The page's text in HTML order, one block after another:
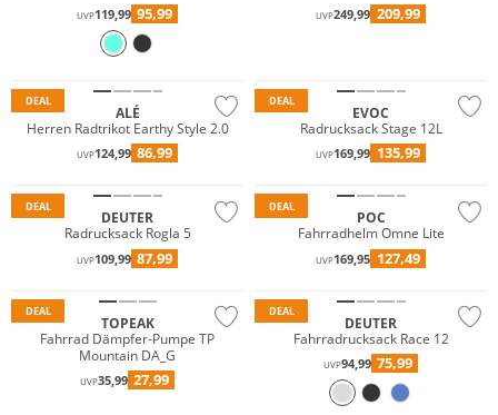
UVP119,99 95,99 UVP249,99 209,99
DEAL
ALÉ
Herren Radtrikot Earthy Style 2.0
UVP124,99 86,99
DEAL
EVOC
Radrucksack Stage 12L
UVP169,99 135,99
DEAL
DEUTER
Radrucksack Rogla 5
UVP109,99 87,99
DEAL
POC
Fahrradhelm Omne Lite
UVP169,95 127,49
DEAL
TOPEAK
Fahrrad Dämpfer-Pumpe TP
Mountain DA_G
UVP35,99 27,99
DEAL
DEUTER
Fahrradrucksack Race 12
UVP94,99 75,99